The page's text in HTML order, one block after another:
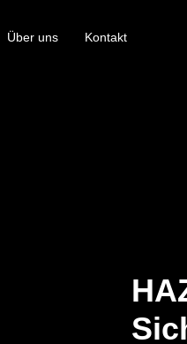
Über uns Kontakt